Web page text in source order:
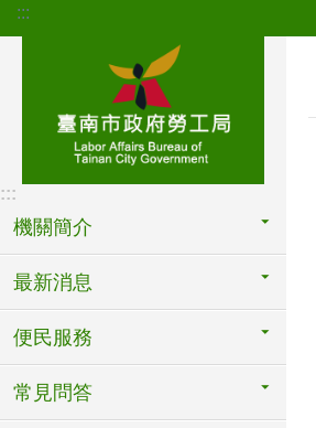
跳到主要內容區塊
:::
:::
機關簡介
最新消息
便民服務
常見問答